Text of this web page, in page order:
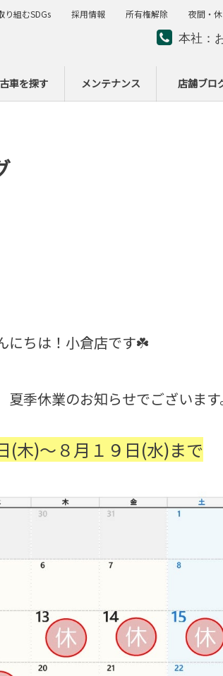
本社：
ー
車を探す メンテナンス 店舗ブロ
り組むSDGs 採用情報 所有権解除 夜間・
にちは！小倉店です☘️
夏季休業のお知らせでございます
(木)～８月１９日(水)まで